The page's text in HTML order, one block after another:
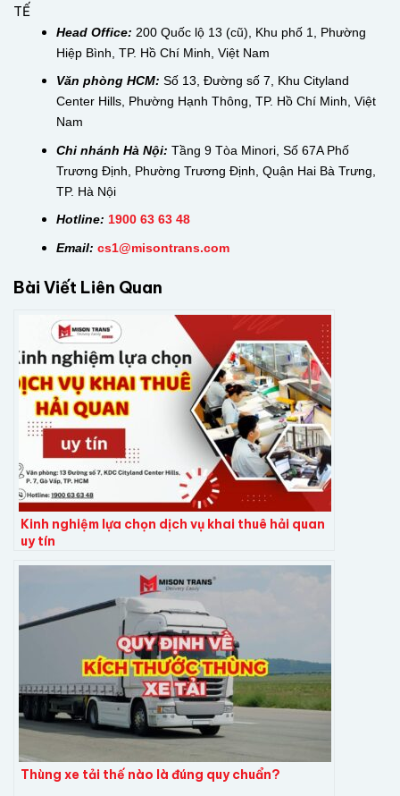
TẾ
Head Office: 200 Quốc lộ 13 (cũ), Khu phố 1, Phường
Hiệp Bình, TP. Hồ Chí Minh, Việt Nam
Văn phòng HCM: Số 13, Đường số 7, Khu Cityland
Center Hills, Phường Hạnh Thông, TP. Hồ Chí Minh, Việt
Nam
Chi nhánh Hà Nội: Tầng 9 Tòa Minori, Số 67A Phố
Trương Định, Phường Trương Định, Quận Hai Bà Trưng,
TP. Hà Nội
Hotline: 1900 63 63 48
Email: cs1@misontrans.com
Bài Viết Liên Quan
Kinh nghiệm lựa chọn dịch vụ khai thuê hải quan
uy tín
Thùng xe tải thế nào là đúng quy chuẩn?